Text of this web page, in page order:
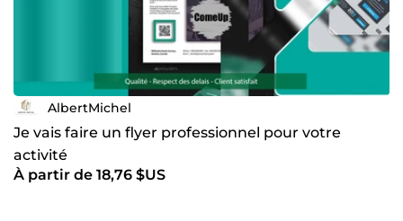
AlbertMichel
Je vais faire un flyer professionnel pour votre
activité
À partir de 18,76 $US